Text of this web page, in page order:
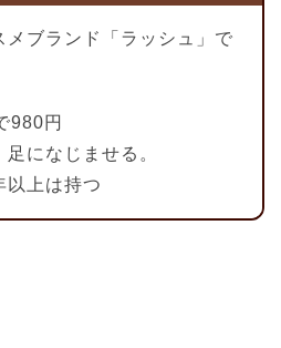
メブランド「ラッシュ」で
980円
になじませる。
以上は持つ